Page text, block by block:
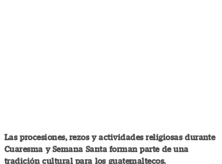
Las procesiones, rezos y actividades religiosas durante
Cuaresma y Semana Santa forman parte de una
tradición cultural para los guatemaltecos.